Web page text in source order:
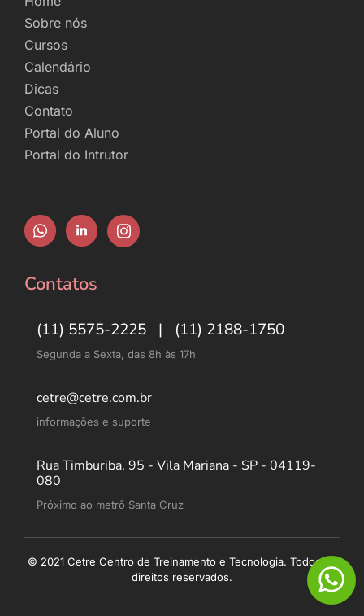
Sobre nós
Cursos
Calendário
Dicas
Contato
Portal do Aluno
Portal do Intrutor
Contatos
(11) 5575-2225 | (11) 2188-1750
Segunda a Sexta, das 8h às 17h
cetre@cetre.com.br
informações e suporte
Rua Timburiba, 95 - Vila Mariana - SP - 04119-
080
Próximo ao metrô Santa Cruz
© 2021 Cetre Centro de Treinamento e Tecnologia. Todos os
direitos reservados.